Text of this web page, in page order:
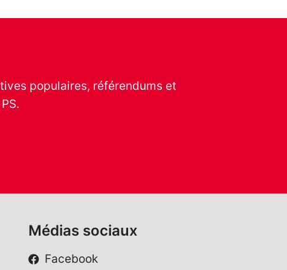
populaires, référendums et
Médias sociaux
Facebook